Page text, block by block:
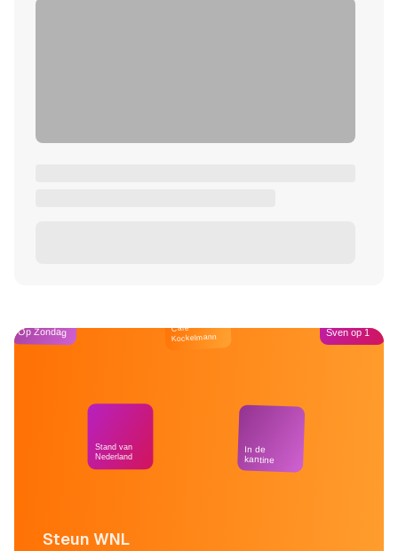
Steun WNL
Op Zondag
Stand van
Nederland
Café
Kockelmann
In de
kantine
Sven op 1